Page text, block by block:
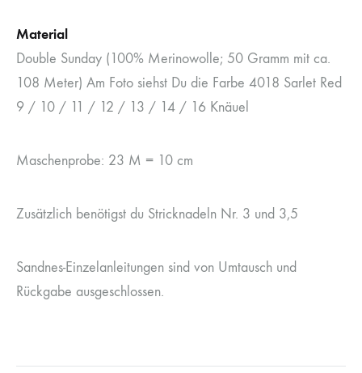
Material
Double Sunday (100% Merinowolle; 50 Gramm mit ca.
108 Meter) Am Foto siehst Du die Farbe 4018 Sarlet Red
9 / 10 / 11 / 12 / 13 / 14 / 16 Knäuel
Maschenprobe: 23 M = 10 cm
Zusätzlich benötigst du Stricknadeln Nr. 3 und 3,5
Sandnes-Einzelanleitungen sind von Umtausch und
Rückgabe ausgeschlossen.